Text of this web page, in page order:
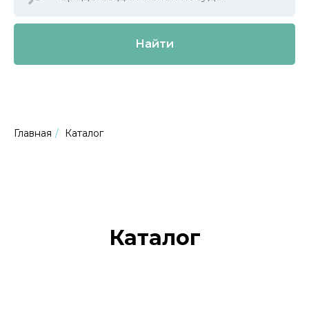
Найти
Главная / Каталог
Каталог